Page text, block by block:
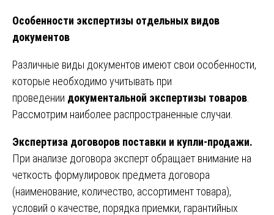
Особенности экспертизы отдельных видов
документов
Различные виды документов имеют свои особенности,
которые необходимо учитывать при
проведении документальной экспертизы товаров
Рассмотрим наиболее распространенные случаи.
Экспертиза договоров поставки и купли-продажи.
При анализе договора эксперт обращает внимание на
четкость формулировок предмета договора
(наименование, количество, ассортимент товара),
условий о качестве, порядка приемки, гарантийных